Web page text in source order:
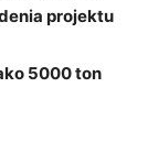
projektu
5000 ton